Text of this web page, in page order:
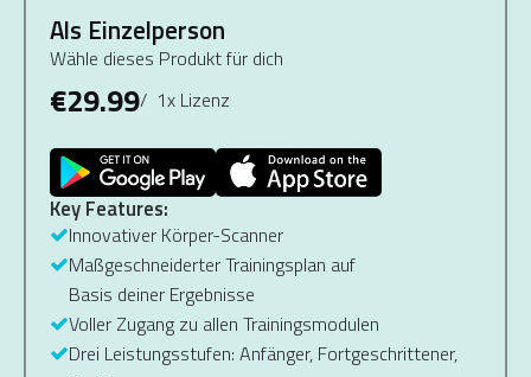
Als Einzelperson
Wähle dieses Produkt für dich
€29.99/ 1x Lizenz
Key Features:
Innovativer Körper-Scanner
Maßgeschneiderter Trainingsplan auf
Basis deiner Ergebnisse
Voller Zugang zu allen Trainingsmodulen
Drei Leistungsstufen: Anfänger, Fortgeschrittener,